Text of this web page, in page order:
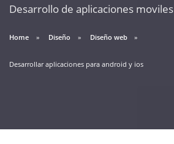
Desarrollo de aplicaciones moviles
Home Diseño Diseño web
Desarrollar aplicaciones para android y ios